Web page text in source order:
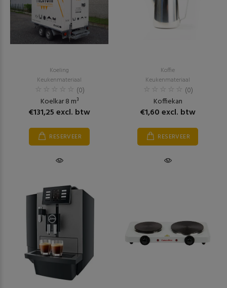
Koeling
Keukenmateriaal
(0)
Koelkar 8 m³
€131,25 excl. btw
RESERVEER
Koffie
Keukenmateriaal
(0)
Koffiekan
€1,60 excl. btw
RESERVEER